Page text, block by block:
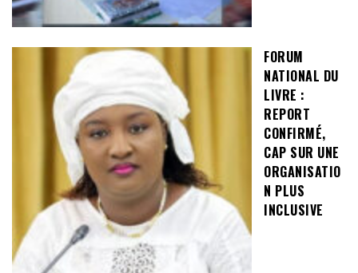
FORUM
NATIONAL DU
LIVRE :
REPORT
CONFIRMÉ,
CAP SUR UNE
ORGANISATIO
N PLUS
INCLUSIVE